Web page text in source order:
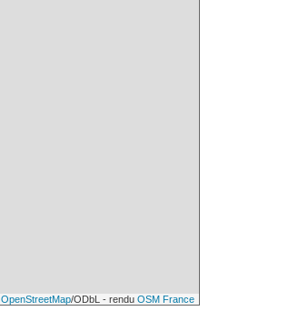
OpenStreetMap/ODbL - rendu OSM France